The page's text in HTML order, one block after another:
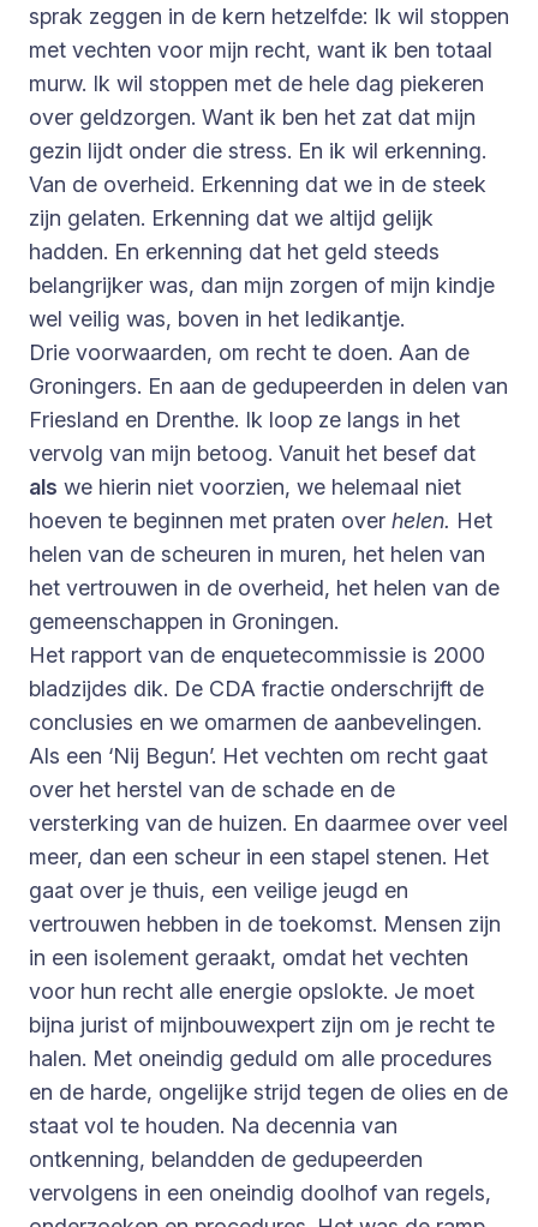
sprak zeggen in de kern hetzelfde: Ik wil stoppen
met vechten voor mijn recht, want ik ben totaal
murw. Ik wil stoppen met de hele dag piekeren
over geldzorgen. Want ik ben het zat dat mijn
gezin lijdt onder die stress. En ik wil erkenning.
Van de overheid. Erkenning dat we in de steek
zijn gelaten. Erkenning dat we altijd gelijk
hadden. En erkenning dat het geld steeds
belangrijker was, dan mijn zorgen of mijn kindje
wel veilig was, boven in het ledikantje.
Drie voorwaarden, om recht te doen. Aan de
Groningers. En aan de gedupeerden in delen van
Friesland en Drenthe. Ik loop ze langs in het
vervolg van mijn betoog. Vanuit het besef dat
als we hierin niet voorzien, we helemaal niet
hoeven te beginnen met praten over helen. Het
helen van de scheuren in muren, het helen van
het vertrouwen in de overheid, het helen van de
gemeenschappen in Groningen.
Het rapport van de enquetecommissie is 2000
bladzijdes dik. De CDA fractie onderschrijft de
conclusies en we omarmen de aanbevelingen.
Als een ‘Nij Begun’. Het vechten om recht gaat
over het herstel van de schade en de
versterking van de huizen. En daarmee over veel
meer, dan een scheur in een stapel stenen. Het
gaat over je thuis, een veilige jeugd en
vertrouwen hebben in de toekomst. Mensen zijn
in een isolement geraakt, omdat het vechten
voor hun recht alle energie opslokte. Je moet
bijna jurist of mijnbouwexpert zijn om je recht te
halen. Met oneindig geduld om alle procedures
en de harde, ongelijke strijd tegen de olies en de
staat vol te houden. Na decennia van
ontkenning, belandden de gedupeerden
vervolgens in een oneindig doolhof van regels,